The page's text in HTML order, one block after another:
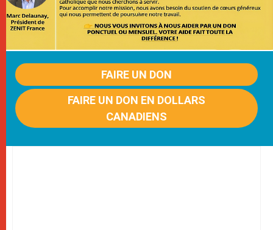
FAIRE UN DON
FAIRE UN DON EN DOLLARS
CANADIENS